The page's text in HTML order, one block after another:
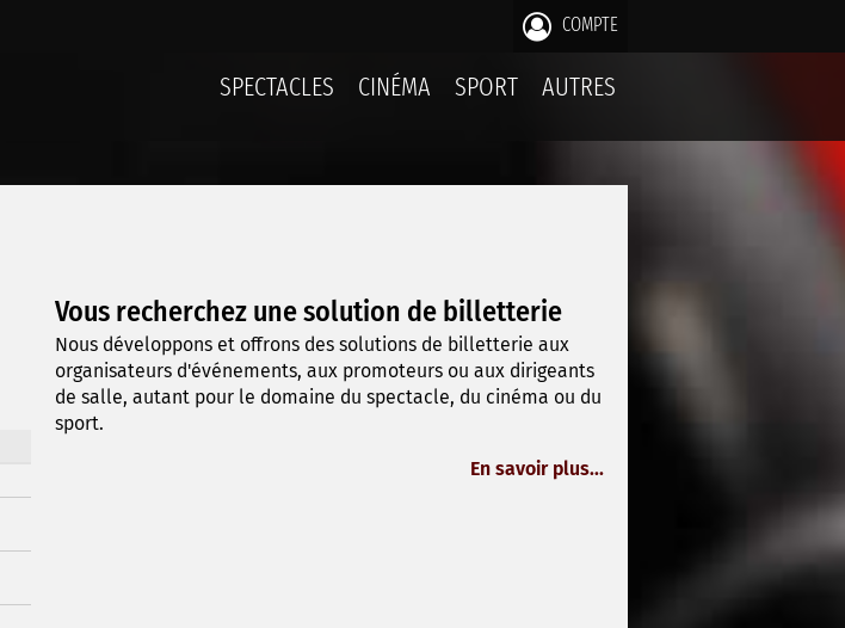
COMPTE
SPECTACLES CINÉMA SPORT AUTRES
Vous recherchez une solution de billetterie
Nous développons et offrons des solutions de billetterie aux
organisateurs d'événements, aux promoteurs ou aux dirigeants
de salle, autant pour le domaine du spectacle, du cinéma ou du
sport.
En savoir plus...